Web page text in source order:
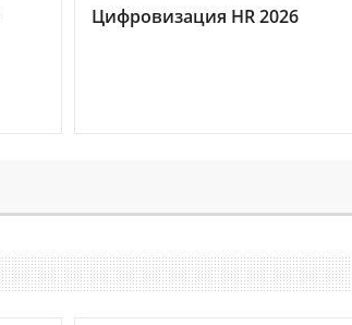
Цифровизация HR 2026